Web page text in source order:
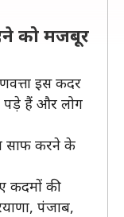
को मजबूर
इस कदर
पड़े हैं और लोग
साफ करने के
कदमों की
पंजाब,